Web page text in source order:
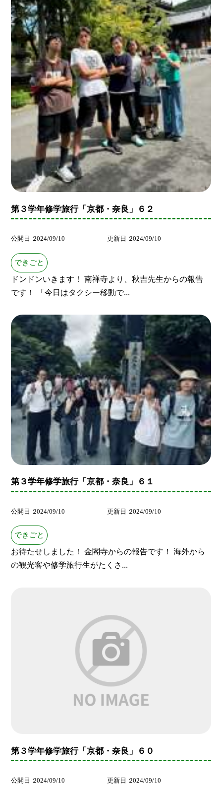
第３学年修学旅行「京都・奈良」６２
公開日 2024/09/10 更新日 2024/09/10
できごと
ドンドンいきます！ 南禅寺より、秋吉先生からの報告
です！ 「今日はタクシー移動で...
第３学年修学旅行「京都・奈良」６１
公開日 2024/09/10 更新日 2024/09/10
できごと
お待たせしました！ 金閣寺からの報告です！ 海外から
の観光客や修学旅行生がたくさ...
第３学年修学旅行「京都・奈良」６０
公開日 2024/09/10 更新日 2024/09/10